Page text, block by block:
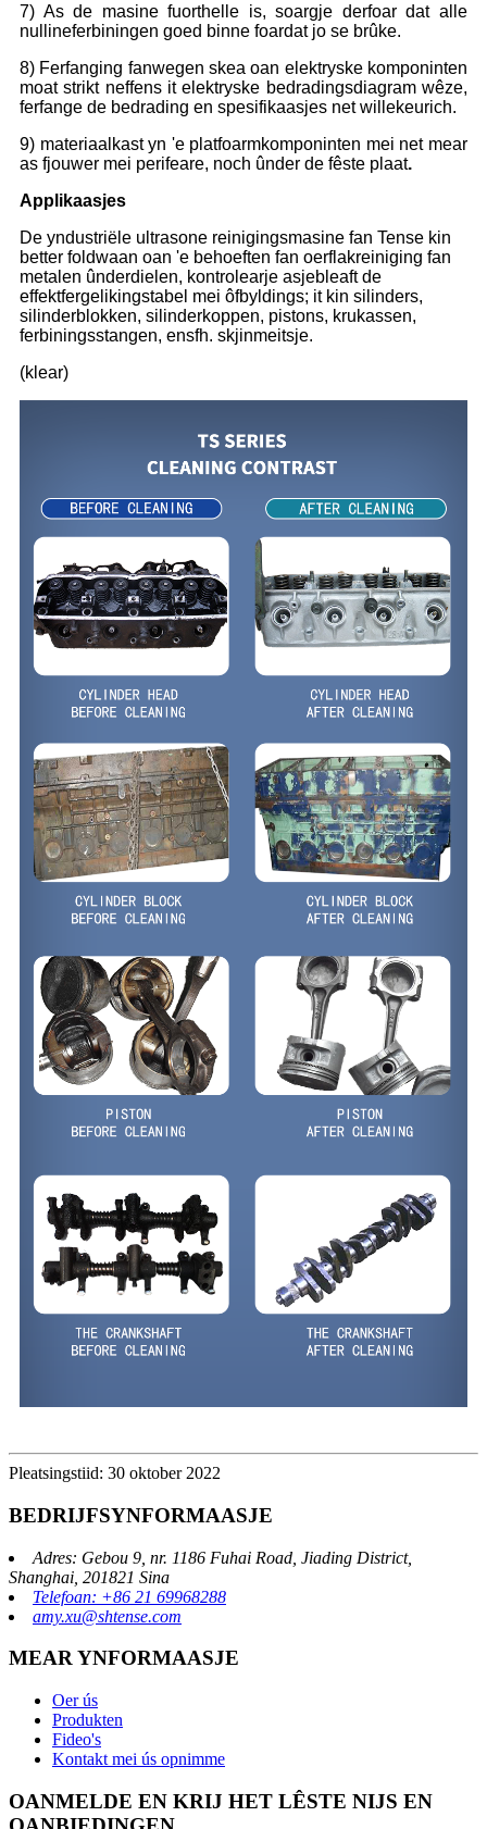
7) As de masine fuorthelle is, soargje derfoar dat alle
nullineferbiningen goed binne foardat jo se brûke.
8) Ferfanging fanwegen skea oan elektryske komponinten
moat strikt neffens it elektryske bedradingsdiagram wêze,
ferfange de bedrading en spesifikaasjes net willekeurich.
9) materiaalkast yn 'e platfoarmkomponinten mei net mear
as fjouwer mei perifeare, noch ûnder de fêste plaat.
Applikaasjes
De yndustriële ultrasone reinigingsmasine fan Tense kin
better foldwaan oan 'e behoeften fan oerflakreiniging fan
metalen ûnderdielen, kontrolearje asjebleaft de
effektfergelikingstabel mei ôfbyldings; it kin silinders,
silinderblokken, silinderkoppen, pistons, krukassen,
ferbiningsstangen, ensfh. skjinmeitsje.
(klear)
Pleatsingstiid: 30 oktober 2022
BEDRIJFSYNFORMAASJE
Adres: Gebou 9, nr. 1186 Fuhai Road, Jiading District,
Shanghai, 201821 Sina
Telefoan: +86 21 69968288
amy.xu@shtense.com
MEAR YNFORMAASJE
Oer ús
Produkten
Fideo's
Kontakt mei ús opnimme
OANMELDE EN KRIJ HET LÊSTE NIJS EN